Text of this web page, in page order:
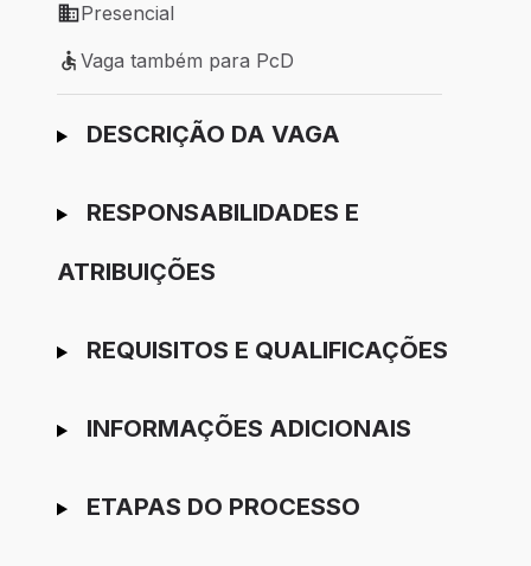
Modelo de trabalho: Presencial
Presencial
Vaga também para PcD
Vaga também para PcD
Ir para candidatura
DESCRIÇÃO DA VAGA
RESPONSABILIDADES E
ATRIBUIÇÕES
REQUISITOS E QUALIFICAÇÕES
INFORMAÇÕES ADICIONAIS
ETAPAS DO PROCESSO